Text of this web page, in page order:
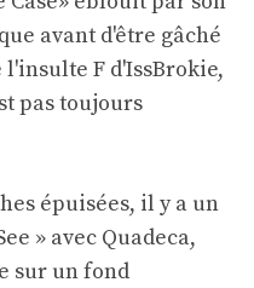
avant d'être gâché
F d'IssBrokie,
pas toujours
épuisées, il y a un
» avec Quadeca,
sur un fond